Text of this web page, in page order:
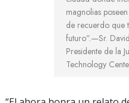
magnolias
de recuerdo que
futuro”.—Sr.
Presidente de la
Technology